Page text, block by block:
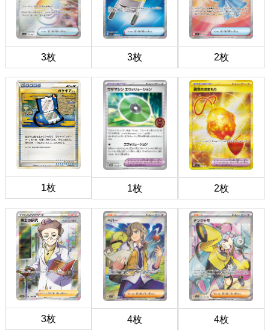
3枚 3枚 2枚
1枚 1枚 2枚
3枚 4枚 4枚